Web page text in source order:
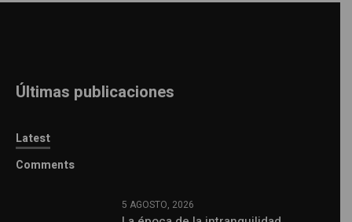
Últimas publicaciones
Latest
Comments
5 AGOSTO, 2026